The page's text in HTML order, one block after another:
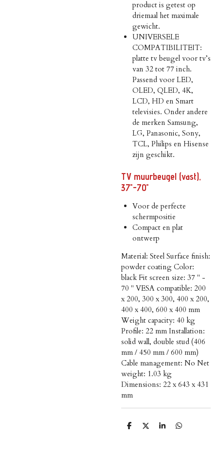
product is getest op
driemaal het maximale
gewicht.
UNIVERSELE
COMPATIBILITEIT:
platte tv beugel voor tv’s
van 32 tot 77 inch.
Passend voor LED,
OLED, QLED, 4K,
LCD, HD en Smart
televisies. Onder andere
de merken Samsung,
LG, Panasonic, Sony,
TCL, Philips en Hisense
zijn geschikt.
TV muurbeugel (vast),
37"-70"
Voor de perfecte
schermpositie
Compact en plat
ontwerp
Material: Steel Surface finish:
powder coating Color:
black Fit screen size: 37 " -
70 " VESA compatible: 200
x 200, 300 x 300, 400 x 200,
400 x 400, 600 x 400 mm
Weight capacity: 40 kg
Profile: 22 mm Installation:
solid wall, double stud (406
mm / 450 mm / 600 mm)
Cable management: No Net
weight: 1.03 kg
Dimensions: 22 x 643 x 431
mm
D
D
S
D